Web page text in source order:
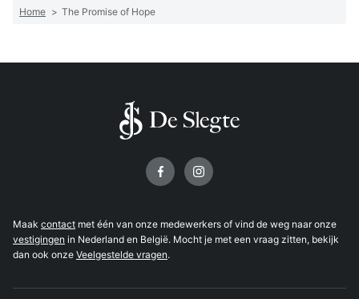
Home > The Promise of Hope
Maak contact met één van onze medewerkers of vind de weg naar onze
vestigingen in Nederland en België. Mocht je met een vraag zitten, bekijk
dan ook onze Veelgestelde vragen.